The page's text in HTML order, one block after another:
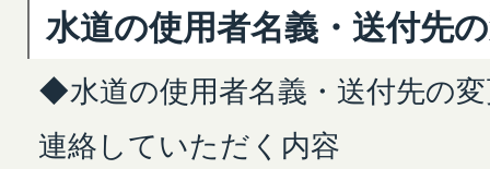
水道の使用者名義・送付先
◆水道の使用者名義・送付先の
連絡していただく内容